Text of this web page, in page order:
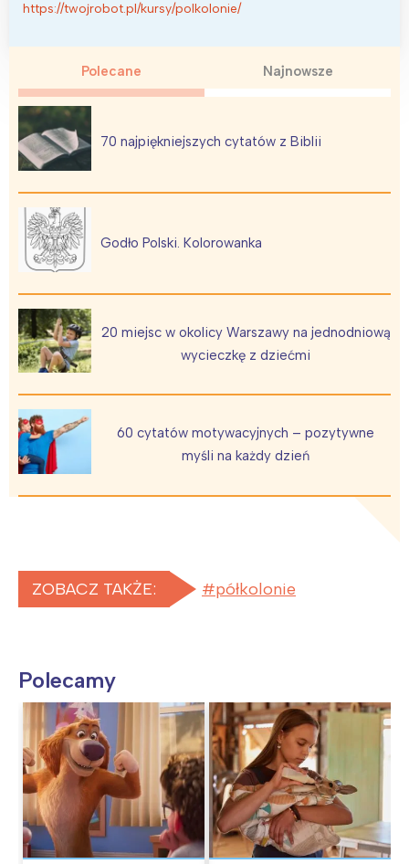
https://twojrobot.pl/kursy/polkolonie/
Polecane Najnowsze
70 najpiękniejszych cytatów z Biblii
Godło Polski. Kolorowanka
20 miejsc w okolicy Warszawy na jednodniową
wycieczkę z dziećmi
60 cytatów motywacyjnych – pozytywne
myśli na każdy dzień
ZOBACZ TAKŻE: półkolonie
Polecamy